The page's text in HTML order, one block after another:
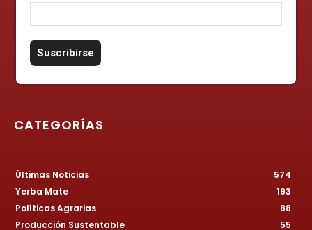
CATEGORÍAS
Últimas Noticias
574
Yerba Mate
193
Políticas Agrarias
88
Producción Sustentable
55